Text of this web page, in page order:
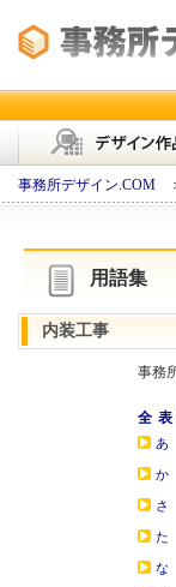
事務所デザイン.COM
用語集
内装工事
事務
全
あ
か
さ
た
な